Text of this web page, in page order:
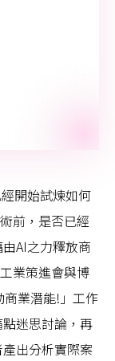
開始試煉如何
前，是否已經
AI之力釋放商
業策進會與博
商業潛能!」工作
迷思討論，再
出分析實際案